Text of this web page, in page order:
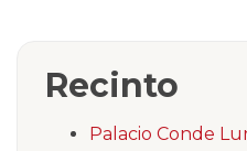
Recinto
Palacio Conde